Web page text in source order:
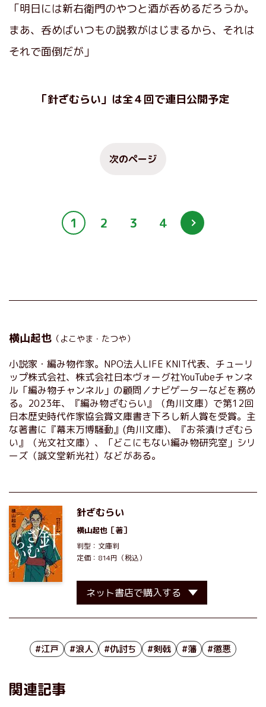
「明日には新右衛門のやつと酒が呑めるだろうか。
まあ、呑めばいつもの説教がはじまるから、それは
それで面倒だが」
「針ざむらい」は全４回で連日公開予定
次のページ
1 2 3 4
横山起也 （よこやま・たつや）
小説家・編み物作家。NPO法人LIFE KNIT代表、チューリ
ップ株式会社、株式会社日本ヴォーグ社YouTubeチャンネ
ル「編み物チャンネル」の顧問／ナビゲーターなどを務め
る。2023年、『編み物ざむらい』（角川文庫）で第12回
日本歴史時代作家協会賞文庫書き下ろし新人賞を受賞。主
な著書に『幕末万博騒動』(角川文庫)、『お茶漬けざむら
い』（光文社文庫）、「どこにもない編み物研究室」シリ
ーズ（誠文堂新光社）などがある。
針ざむらい
横山起也 ［著］
判型：文庫判
定価：814円（税込）
ネット書店で購入する
#江戸 #浪人 #仇討ち #剣戟 #藩 #懲悪
関連記事